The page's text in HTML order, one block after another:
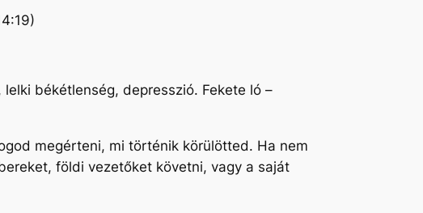
békétlenség, depresszió. Fekete ló –
megérteni, mi történik körülötted. Ha nem
földi vezetőket követni, vagy a saját